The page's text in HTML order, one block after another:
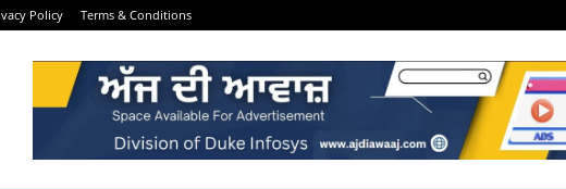
Policy Terms & Conditions